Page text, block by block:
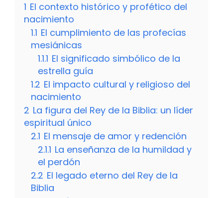
1 El contexto histórico y profético del
nacimiento
1.1 El cumplimiento de las profecías
mesiánicas
1.1.1 El significado simbólico de la
estrella guía
1.2 El impacto cultural y religioso del
nacimiento
2 La figura del Rey de la Biblia: un líder
espiritual único
2.1 El mensaje de amor y redención
2.1.1 La enseñanza de la humildad y
el perdón
2.2 El legado eterno del Rey de la
Biblia